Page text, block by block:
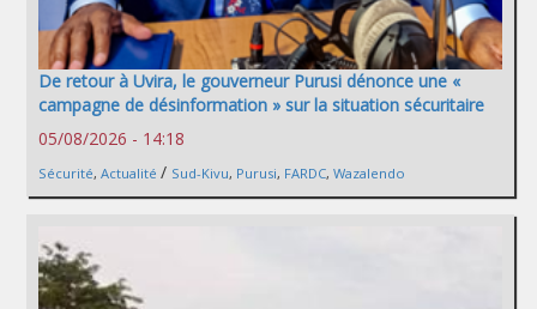
De retour à Uvira, le gouverneur Purusi dénonce une «
campagne de désinformation » sur la situation sécuritaire
05/08/2026 - 14:18
Sécurité, Actualité / Sud-Kivu, Purusi, FARDC, Wazalendo